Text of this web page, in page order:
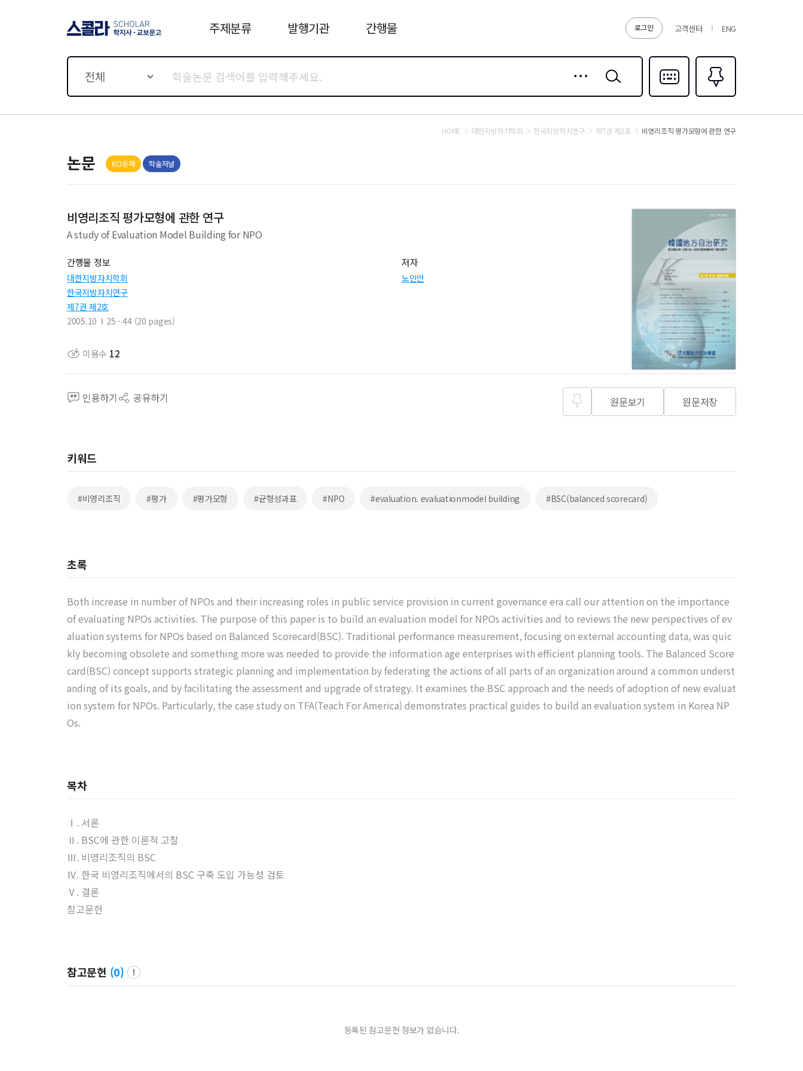
로그인 고객센터 ENG
주제분류 발행기관 간행물
전체
검색
다국어입력
즐겨찾기0
HOME 대한지방자치학회 한국지방자치연구 제7권 제2호 비영리조직 평가모형에 관한 연구
논문 KCI등재 학술저널
비영리조직 평가모형에 관한 연구
A study of Evaluation Model Building for NPO
간행물 정보
대한지방자치학회
한국지방자치연구
제7권 제2호
2005.10
25 - 44 (20 pages)
저자
노인만
이용수 12
인용하기 공유하기 원문보기 원문저장
키워드
#비영리조직 #평가 #평가모형 #균형성과표 #NPO #evaluation. evaluationmodel building #BSC(balanced scorecard)
초록
Both increase in number of NPOs and their increasing roles in public service provision in current governance era call our attention on the importance
of evaluating NPOs activities. The purpose of this paper is to build an evaluation model for NPOs activities and to reviews the new perspectives of ev
aluation systems for NPOs based on Balanced Scorecard(BSC). Traditional performance measurement, focusing on external accounting data, was quic
kly becoming obsolete and something more was needed to provide the information age enterprises with efficient planning tools. The Balanced Score
card(BSC) concept supports strategic planning and implementation by federating the actions of all parts of an organization around a common underst
anding of its goals, and by facilitating the assessment and upgrade of strategy. It examines the BSC approach and the needs of adoption of new evaluat
ion system for NPOs. Particularly, the case study on TFA(Teach For America) demonstrates practical guides to build an evaluation system in Korea NP
Os.
목차
Ⅰ. 서론
Ⅱ. BSC에 관한 이론적 고찰
Ⅲ. 비영리조직의 BSC
Ⅳ. 한국 비영리조직에서의 BSC 구축 도입 가능성 검토
Ⅴ. 결론
참고문헌
참고문헌 (0)
등록된 참고문헌 정보가 없습니다.